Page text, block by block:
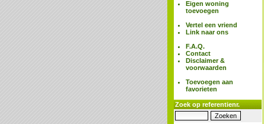
Eigen woning
toevoegen
Vertel een vriend
Link naar ons
F.A.Q.
Contact
Disclaimer &
voorwaarden
Toevoegen aan
favorieten
Zoek op referentienr.